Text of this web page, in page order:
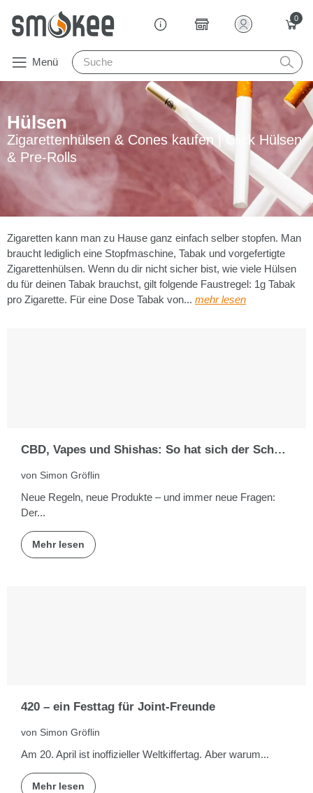
0
Menü
Hülsen
Zigarettenhülsen & Cones kaufen | Click Hülsen
& Pre-Rolls
Zigaretten kann man zu Hause ganz einfach selber stopfen. Man
braucht lediglich eine Stopfmaschine, Tabak und vorgefertigte
Zigarettenhülsen. Wenn du dir nicht sicher bist, wie viele Hülsen
du für deinen Tabak brauchst, gilt folgende Faustregel: 1g Tabak
pro Zigarette. Für eine Dose Tabak von... mehr lesen
CBD, Vapes und Shishas: So hat sich der Schweizer Markt verändert
von Simon Gröflin
Neue Regeln, neue Produkte – und immer neue Fragen:
Der...
Mehr lesen
420 – ein Festtag für Joint-Freunde
von Simon Gröflin
Am 20. April ist inoffizieller Weltkiffertag. Aber warum...
Mehr lesen